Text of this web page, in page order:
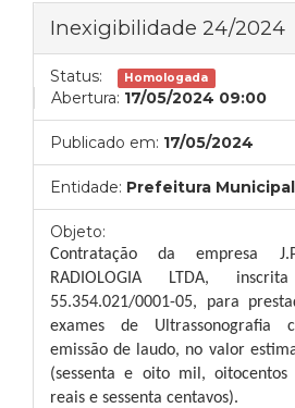
Inexigibilidade 24/2024
Status: Homologada
Abertura: 17/05/2024 09:00
Publicado em: 17/05/2024
Entidade: Prefeitura
Objeto:
Contratação da empresa
RADIOLOGIA LTDA,
55.354.021/0001-05, para
exames de Ultrassonografia
emissão de laudo, no valor
(sessenta e oito mil,
reais e sessenta centavos).